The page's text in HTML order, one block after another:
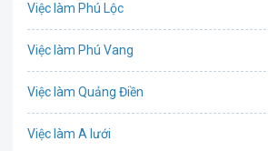
Việc làm Phú Lộc
Việc làm Phú Vang
Việc làm Quảng Điền
Việc làm A lưới